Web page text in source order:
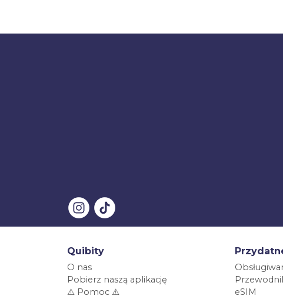
Quibity
O nas
Pobierz naszą aplikację
⚠️ Pomoc ⚠️
eSIM